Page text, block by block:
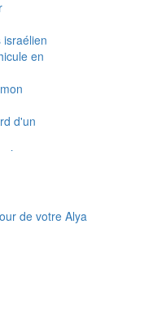
en
d'un
en
d'un
?
de la
de votre Alya